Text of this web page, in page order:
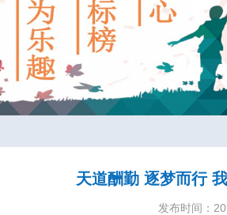
天道酬勤 逐梦而行
发布时间：